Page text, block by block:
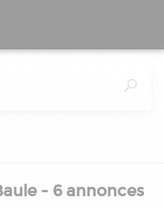
- 6 annonces